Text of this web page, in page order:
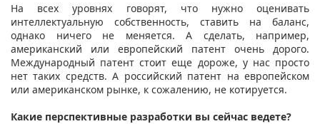
На всех уровнях говорят, что нужно оценивать
интеллектуальную собственность, ставить на баланс,
однако ничего не меняется. А сделать, например,
американский или европейский патент очень дорого.
Международный патент стоит еще дороже, у нас просто
нет таких средств. А российский патент на европейском
или американском рынке, к сожалению, не котируется.
Какие перспективные разработки вы сейчас ведете?